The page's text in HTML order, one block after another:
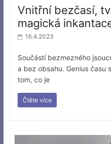
Vnitřní bezčasí,
magická
16.4.2023
Součástí bezmezného
a bez obsahu. Genius času
tom, co je
Čtěte více